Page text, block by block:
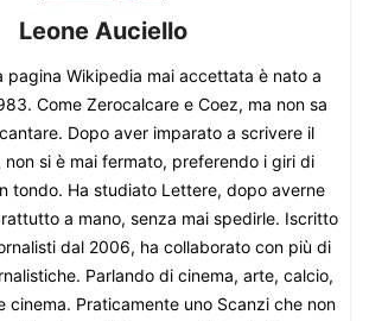
Leone Auciello
pagina Wikipedia mai accettata è nato a
Come Zerocalcare e Coez, ma non sa
Dopo aver imparato a scrivere il
non si è mai fermato, preferendo i giri di
tondo. Ha studiato Lettere, dopo averne
a mano, senza mai spedirle. Iscritto
dal 2006, ha collaborato con più di
Parlando di cinema, arte, calcio,
cinema. Praticamente uno Scanzi che non